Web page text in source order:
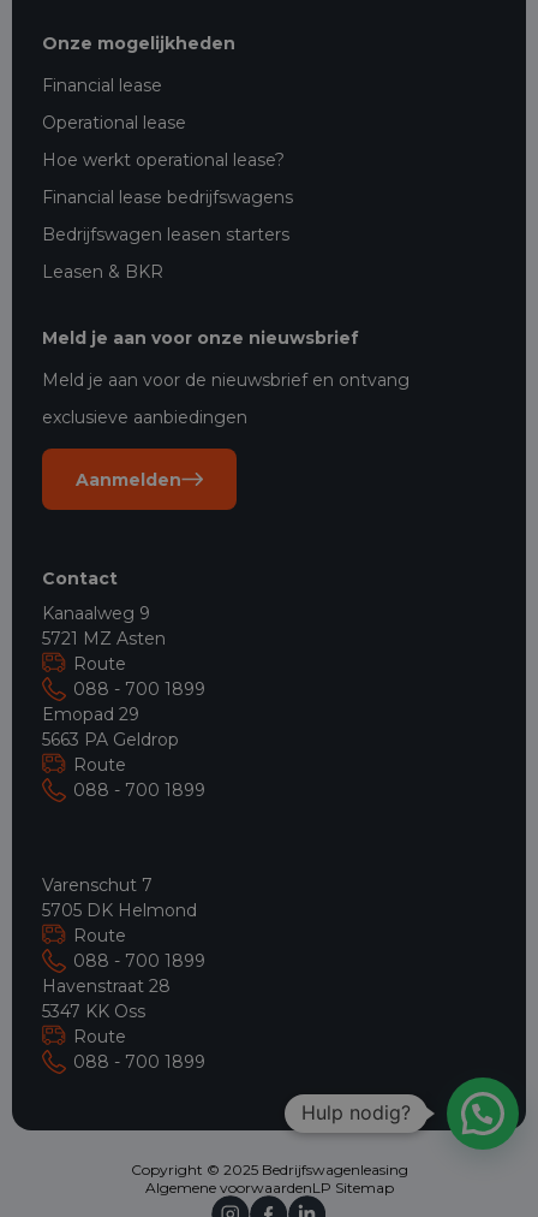
Onze mogelijkheden
Financial lease
Operational lease
Hoe werkt operational lease?
Financial lease bedrijfswagens
Bedrijfswagen leasen starters
Leasen & BKR
Meld je aan voor onze nieuwsbrief
Meld je aan voor de nieuwsbrief en ontvang
exclusieve aanbiedingen
Aanmelden
Contact
Kanaalweg 9
5721 MZ Asten
Route
088 - 700 1899
Emopad 29
5663 PA Geldrop
Route
088 - 700 1899
Varenschut 7
5705 DK Helmond
Route
088 - 700 1899
Havenstraat 28
5347 KK Oss
Route
088 - 700 1899
Copyright © 2025 Bedrijfswagenleasing
Algemene voorwaardenLP Sitemap
Hulp nodig?